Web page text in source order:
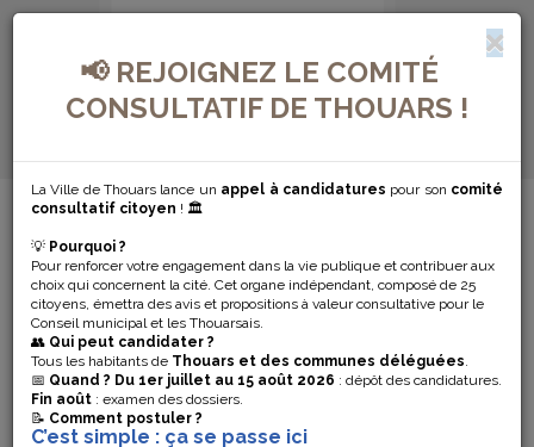
📢 REJOIGNEZ LE COMITÉ
CONSULTATIF DE THOUARS !
La Ville de Thouars lance un appel à candidatures pour son comité
consultatif citoyen ! 🏛️
💡 Pourquoi ?
Pour renforcer votre engagement dans la vie publique et contribuer aux
choix qui concernent la cité. Cet organe indépendant, composé de 25
citoyens, émettra des avis et propositions à valeur consultative pour le
Conseil municipal et les Thouarsais.
👥 Qui peut candidater ?
Tous les habitants de Thouars et des communes déléguées.
📅 Quand ? Du 1er juillet au 15 août 2026 : dépôt des candidatures.
Fin août : examen des dossiers.
📝 Comment postuler ?
C’est simple : ça se passe ici
MENU DE NAVIGATION...
REPAS DES
AÎNÉS 2026 :
LES DATES À
RETENIR